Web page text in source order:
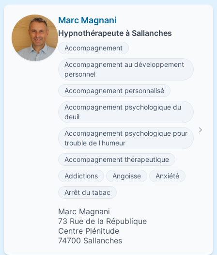
Marc Magnani
Hypnothérapeute à Sallanches
Accompagnement
Accompagnement au développement
personnel
Accompagnement personnalisé
Accompagnement psychologique du
deuil
Accompagnement psychologique pour
trouble de l'humeur
Accompagnement thérapeutique
Addictions
Angoisse
Anxiété
Arrêt du tabac
Marc Magnani
73 Rue de la République
Centre Plénitude
74700 Sallanches